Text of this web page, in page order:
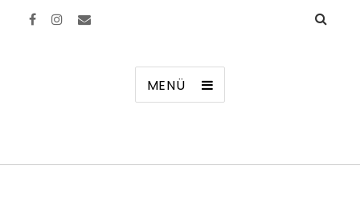
MENÜ